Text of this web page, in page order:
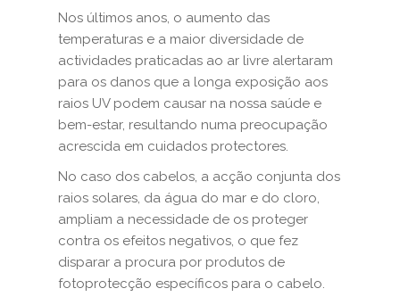
Nos últimos anos, o aumento das
temperaturas e a maior diversidade de
actividades praticadas ao ar livre alertaram
para os danos que a longa exposição aos
raios UV podem causar na nossa saúde e
bem-estar, resultando numa preocupação
acrescida em cuidados protectores.
No caso dos cabelos, a acção conjunta dos
raios solares, da água do mar e do cloro,
ampliam a necessidade de os proteger
contra os efeitos negativos, o que fez
disparar a procura por produtos de
fotoprotecção específicos para o cabelo.